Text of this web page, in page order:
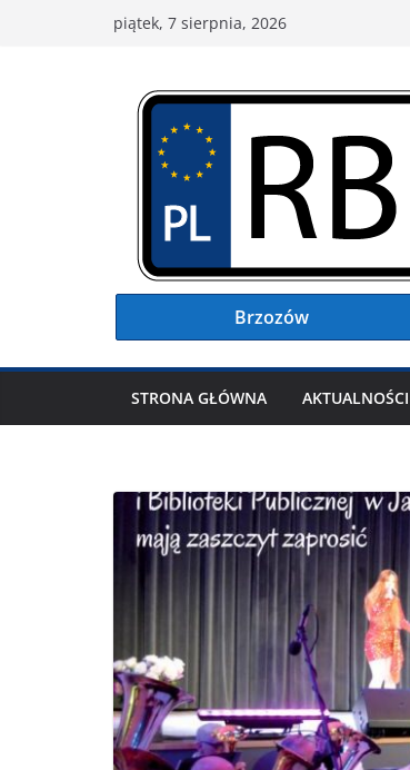
piątek, 7 sierpnia, 2026
Brzozów
STRONA GŁÓWNA AKTUALNOŚCI